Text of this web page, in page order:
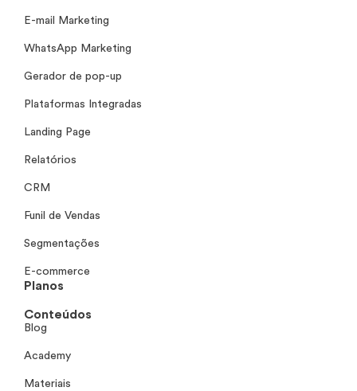
E-mail Marketing
WhatsApp Marketing
Gerador de pop-up
Plataformas Integradas
Landing Page
Relatórios
CRM
Funil de Vendas
Segmentações
E-commerce
Planos
Conteúdos
Blog
Academy
Materiais